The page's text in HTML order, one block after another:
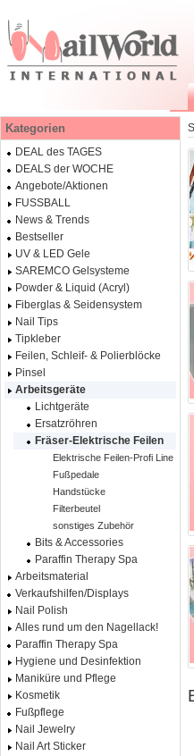
Kategorien
DEAL des TAGES
DEALS der WOCHE
Angebote/Aktionen
FUSSBALL
News & Trends
Bestseller
UV & LED Gele
SAREMCO Gelsysteme
Powder & Liquid (Acryl)
Fiberglas & Seidensystem
Nail Tips
Tipkleber
Feilen, Schleif- & Polierblöcke
Pinsel
Arbeitsgeräte
Lichtgeräte
Ersatzröhren
Fräser-Elektrische Feilen
Elektrische Feilen-Profi Line
Fußpedale
Handstücke
Filterbeutel
sonstiges Zubehör
Bits & Accessories
Paraffin Therapy Spa
Arbeitsmaterial
Verkaufshilfen/Displays
Nail Polish
Alles rund um den Nagellack!
Paraffin Therapy Spa
Hygiene und Desinfektion
Maniküre und Pflege
Kosmetik
Fußpflege
Nail Jewelry
Nail Art Sticker